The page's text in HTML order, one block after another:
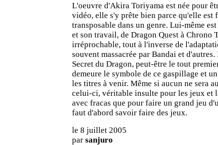
L'oeuvre d'Akira Toriyama est née pour
vidéo, elle s'y prête bien parce qu'elle est
transposable dans un genre. Lui-même
et son travail, de Dragon Quest à Chrono
irréprochable, tout à l'inverse de
souvent massacrée par Bandai et
Secret du Dragon, peut-être le tout
demeure le symbole de ce gaspillage et
les titres à venir. Même si aucun ne sera
celui-ci, véritable insulte pour les jeux et
avec fracas que pour faire un grand jeu
faut d'abord savoir faire des jeux.
le 8 juillet 2005
par sanjuro